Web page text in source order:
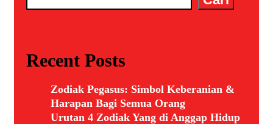
Recent Posts
Zodiak Pegasus: Simbol Keberanian &
Harapan Bagi Semua Orang
Urutan 4 Zodiak Yang di Anggap Hidup